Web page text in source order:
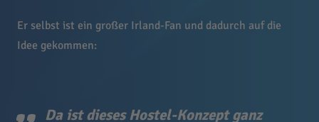
Er selbst ist ein großer Irland-Fan und dadurch auf die
Idee gekommen:
Da ist dieses Hostel-Konzept ganz